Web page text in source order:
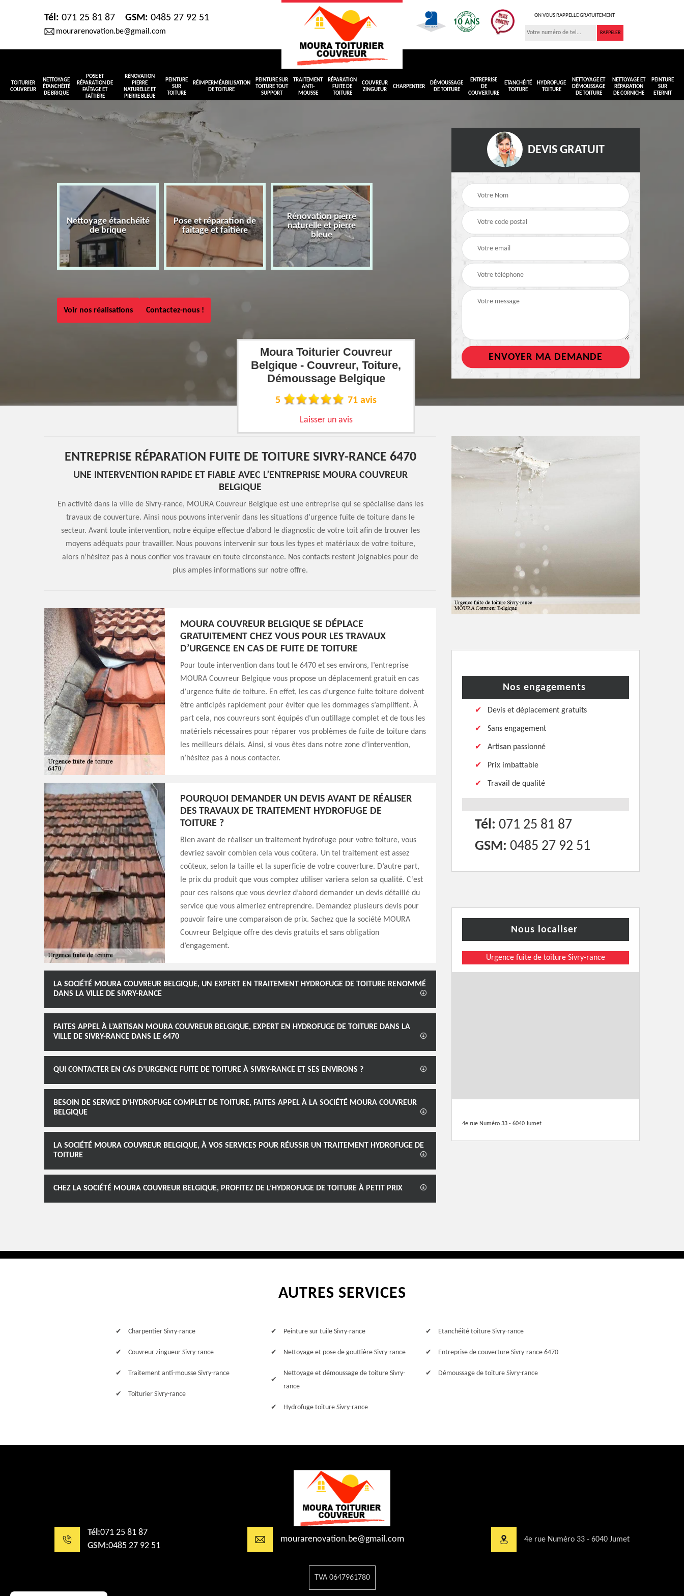
Tél: 071 25 81 87 GSM: 0485 27 92 51
mourarenovation.be@gmail.com
ON VOUS RAPPELLE GRATUITEMENT
TOITURIER
COUVREUR
NETTOYAGE
ÉTANCHÉITÉ
DE BRIQUE
POSE ET
RÉPARATION DE
FAÎTAGE ET
FAÎTIÈRE
RÉNOVATION
PIERRE
NATURELLE ET
PIERRE BLEUE
PEINTURE
SUR
TOITURE
RÉIMPERMÉABILISATION
DE TOITURE
PEINTURE SUR
TOITURE TOUT
SUPPORT
TRAITEMENT
ANTI-
MOUSSE
RÉPARATION
FUITE DE
TOITURE
COUVREUR
ZINGUEUR
CHARPENTIER
DÉMOUSSAGE
DE TOITURE
ENTREPRISE
DE
COUVERTURE
ETANCHÉITÉ
TOITURE
HYDROFUGE
TOITURE
NETTOYAGE ET
DÉMOUSSAGE
DE TOITURE
NETTOYAGE ET
RÉPARATION
DE CORNICHE
PEINTURE
SUR
ETERNIT
Nettoyage étanchéité
de brique
Pose et réparation de
faîtage et faîtière
Rénovation pierre
naturelle et pierre
bleue
Peinture sur toiture
Réimperméabilisation
Peinture sur toiture
tout support
Voir nos réalisations Contactez-nous !
DEVIS GRATUIT
Moura Toiturier Couvreur
Belgique - Couvreur, Toiture,
Démoussage Belgique
5 71 avis
Laisser un avis
ENTREPRISE RÉPARATION FUITE DE TOITURE SIVRY-RANCE 6470
UNE INTERVENTION RAPIDE ET FIABLE AVEC L’ENTREPRISE MOURA COUVREUR
BELGIQUE
En activité dans la ville de Sivry-rance, MOURA Couvreur Belgique est une entreprise qui se spécialise dans les
travaux de couverture. Ainsi nous pouvons intervenir dans les situations d’urgence fuite de toiture dans le
secteur. Avant toute intervention, notre équipe effectue d’abord le diagnostic de votre toit afin de trouver les
moyens adéquats pour travailler. Nous pouvons intervenir sur tous les types et matériaux de votre toiture,
alors n’hésitez pas à nous confier vos travaux en toute circonstance. Nos contacts restent joignables pour de
plus amples informations sur notre offre.
MOURA COUVREUR BELGIQUE SE DÉPLACE
GRATUITEMENT CHEZ VOUS POUR LES TRAVAUX
D’URGENCE EN CAS DE FUITE DE TOITURE
Pour toute intervention dans tout le 6470 et ses environs, l’entreprise
MOURA Couvreur Belgique vous propose un déplacement gratuit en cas
d’urgence fuite de toiture. En effet, les cas d’urgence fuite toiture doivent
être anticipés rapidement pour éviter que les dommages s’amplifient. À
part cela, nos couvreurs sont équipés d’un outillage complet et de tous les
matériels nécessaires pour réparer vos problèmes de fuite de toiture dans
les meilleurs délais. Ainsi, si vous êtes dans notre zone d’intervention,
n’hésitez pas à nous contacter.
POURQUOI DEMANDER UN DEVIS AVANT DE RÉALISER
DES TRAVAUX DE TRAITEMENT HYDROFUGE DE
TOITURE ?
Bien avant de réaliser un traitement hydrofuge pour votre toiture, vous
devriez savoir combien cela vous coûtera. Un tel traitement est assez
coûteux, selon la taille et la superficie de votre couverture. D’autre part,
le prix du produit que vous comptez utiliser variera selon sa qualité. C’est
pour ces raisons que vous devriez d’abord demander un devis détaillé du
service que vous aimeriez entreprendre. Demandez plusieurs devis pour
pouvoir faire une comparaison de prix. Sachez que la société MOURA
Couvreur Belgique offre des devis gratuits et sans obligation
d’engagement.
LA SOCIÉTÉ MOURA COUVREUR BELGIQUE, UN EXPERT EN TRAITEMENT HYDROFUGE DE TOITURE RENOMMÉ
DANS LA VILLE DE SIVRY-RANCE
FAITES APPEL À L’ARTISAN MOURA COUVREUR BELGIQUE, EXPERT EN HYDROFUGE DE TOITURE DANS LA
VILLE DE SIVRY-RANCE DANS LE 6470
QUI CONTACTER EN CAS D’URGENCE FUITE DE TOITURE À SIVRY-RANCE ET SES ENVIRONS ?
BESOIN DE SERVICE D’HYDROFUGE COMPLET DE TOITURE, FAITES APPEL À LA SOCIÉTÉ MOURA COUVREUR
BELGIQUE
LA SOCIÉTÉ MOURA COUVREUR BELGIQUE, À VOS SERVICES POUR RÉUSSIR UN TRAITEMENT HYDROFUGE DE
TOITURE
CHEZ LA SOCIÉTÉ MOURA COUVREUR BELGIQUE, PROFITEZ DE L’HYDROFUGE DE TOITURE À PETIT PRIX
Nos engagements
Devis et déplacement gratuits
Sans engagement
Artisan passionné
Prix imbattable
Travail de qualité
Tél: 071 25 81 87
GSM: 0485 27 92 51
Nous localiser
Urgence fuite de toiture Sivry-rance
4e rue Numéro 33 - 6040 Jumet
AUTRES SERVICES
Charpentier Sivry-rance
Couvreur zingueur Sivry-rance
Traitement anti-mousse Sivry-rance
Toiturier Sivry-rance
Peinture sur tuile Sivry-rance
Nettoyage et pose de gouttière Sivry-rance
Nettoyage et démoussage de toiture Sivry-
rance
Hydrofuge toiture Sivry-rance
Etanchéité toiture Sivry-rance
Entreprise de couverture Sivry-rance 6470
Démoussage de toiture Sivry-rance
Tél:071 25 81 87
GSM:0485 27 92 51
mourarenovation.be@gmail.com 4e rue Numéro 33 - 6040 Jumet
TVA 0647961780